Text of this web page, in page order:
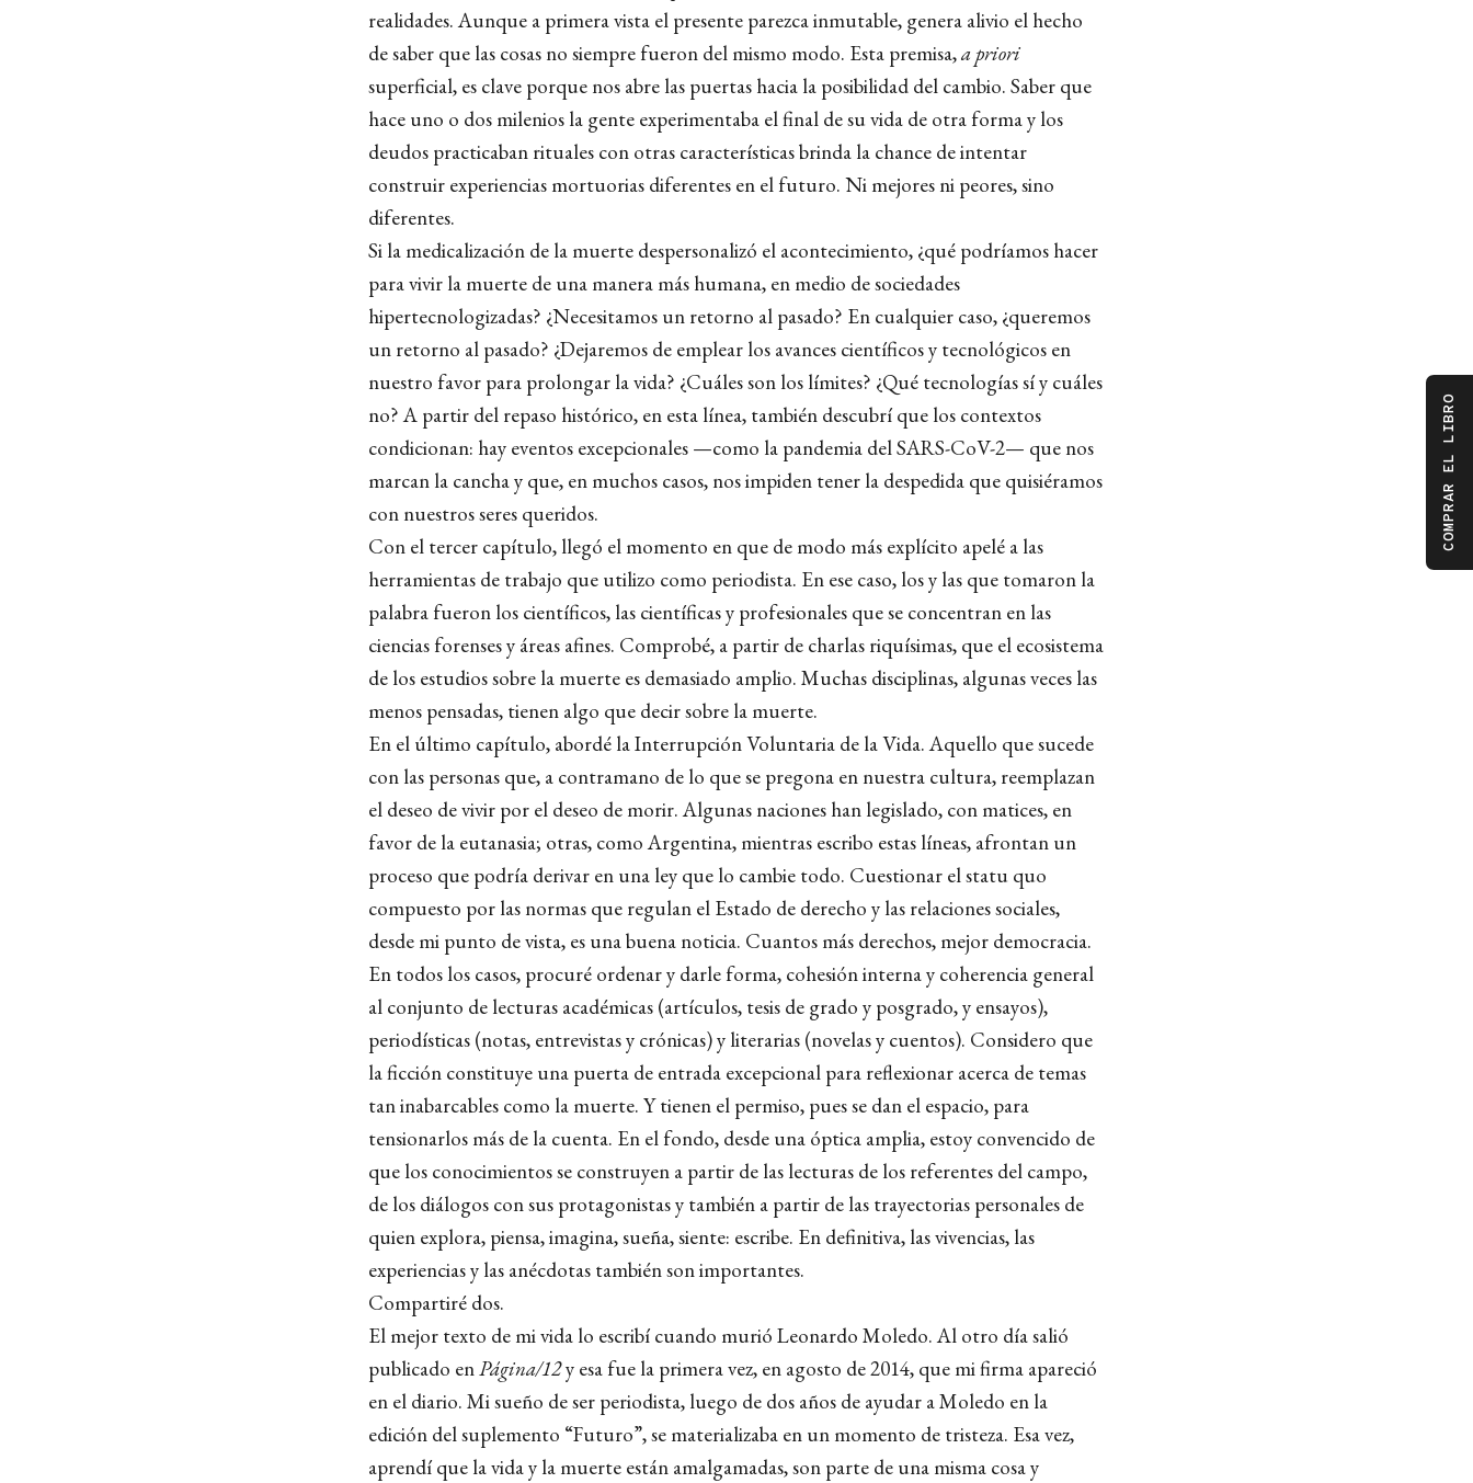
COMPRAR EL LIBRO
realidades. Aunque a primera vista el presente parezca inmutable, genera alivio el hecho
de saber que las cosas no siempre fueron del mismo modo. Esta premisa,a priori
superficial, es clave porque nos abre las puertas hacia la posibilidad del cambio. Saber que
hace uno o dos milenios la gente experimentaba el final de su vida de otra forma y los
deudos practicaban rituales con otras características brinda la chance de intentar
construir experiencias mortuorias diferentes en el futuro. Ni mejores ni peores, sino
diferentes.
Si la medicalización de la muerte despersonalizó el acontecimiento, ¿qué podríamos hacer
para vivir la muerte de una manera más humana, en medio de sociedades
hipertecnologizadas? ¿Necesitamos un retorno al pasado? En cualquier caso, ¿queremos
un retorno al pasado? ¿Dejaremos de emplear los avances científicos y tecnológicos en
nuestro favor para prolongar la vida? ¿Cuáles son los límites? ¿Qué tecnologías sí y cuáles
no? A partir del repaso histórico, en esta línea, también descubrí que los contextos
condicionan: hay eventos excepcionales —como la pandemia del SARS-CoV-2— que nos
marcan la cancha y que, en muchos casos, nos impiden tener la despedida que quisiéramos
con nuestros seres queridos.
Con el tercer capítulo, llegó el momento en que de modo más explícito apelé a las
herramientas de trabajo que utilizo como periodista. En ese caso, los y las que tomaron la
palabra fueron los científicos, las científicas y profesionales que se concentran en las
ciencias forenses y áreas afines. Comprobé, a partir de charlas riquísimas, que el ecosistema
de los estudios sobre la muerte es demasiado amplio. Muchas disciplinas, algunas veces las
menos pensadas, tienen algo que decir sobre la muerte.
En el último capítulo, abordé la Interrupción Voluntaria de la Vida. Aquello que sucede
con las personas que, a contramano de lo que se pregona en nuestra cultura, reemplazan
el deseo de vivir por el deseo de morir. Algunas naciones han legislado, con matices, en
favor de la eutanasia; otras, como Argentina, mientras escribo estas líneas, afrontan un
proceso que podría derivar en una ley que lo cambie todo. Cuestionar el statu quo
compuesto por las normas que regulan el Estado de derecho y las relaciones sociales,
desde mi punto de vista, es una buena noticia. Cuantos más derechos, mejor democracia.
En todos los casos, procuré ordenar y darle forma, cohesión interna y coherencia general
al conjunto de lecturas académicas (artículos, tesis de grado y posgrado, y ensayos),
periodísticas (notas, entrevistas y crónicas) y literarias (novelas y cuentos). Considero que
la ficción constituye una puerta de entrada excepcional para reflexionar acerca de temas
tan inabarcables como la muerte. Y tienen el permiso, pues se dan el espacio, para
tensionarlos más de la cuenta. En el fondo, desde una óptica amplia, estoy convencido de
que los conocimientos se construyen a partir de las lecturas de los referentes del campo,
de los diálogos con sus protagonistas y también a partir de las trayectorias personales de
quien explora, piensa, imagina, sueña, siente: escribe. En definitiva, las vivencias, las
experiencias y las anécdotas también son importantes.
Compartiré dos.
El mejor texto de mi vida lo escribí cuando murió Leonardo Moledo. Al otro día salió
publicado enPágina/12y esa fue la primera vez, en agosto de 2014, que mi firma apareció
en el diario. Mi sueño de ser periodista, luego de dos años de ayudar a Moledo en la
edición del suplemento “Futuro”, se materializaba en un momento de tristeza. Esa vez,
aprendí que la vida y la muerte están amalgamadas, son parte de una misma cosa y